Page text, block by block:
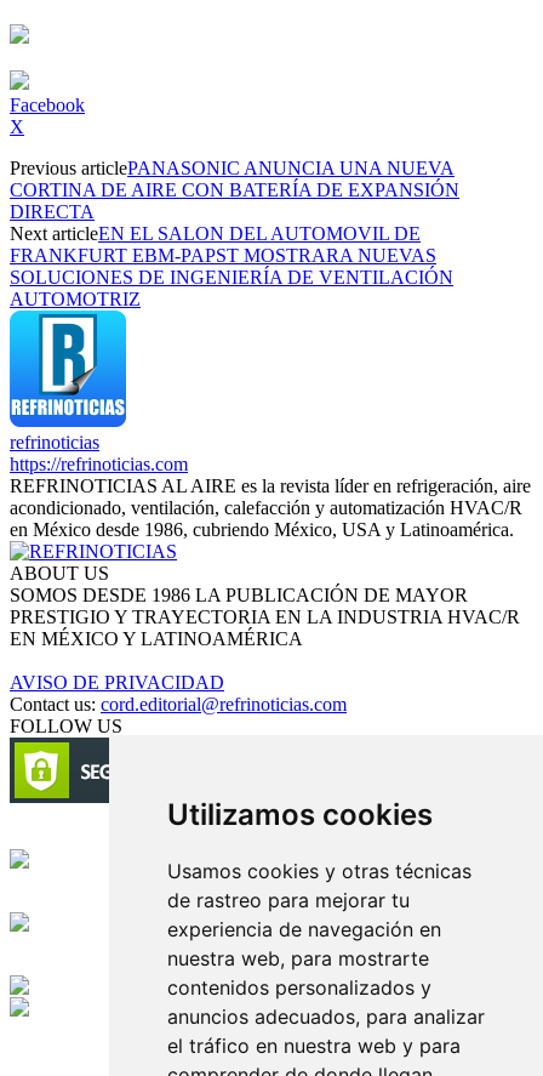
Utilizamos cookies
Usamos cookies y otras técnicas
de rastreo para mejorar tu
experiencia de navegación en
nuestra web, para mostrarte
contenidos personalizados y
anuncios adecuados, para analizar
el tráfico en nuestra web y para
Facebook
X
Previous articlePANASONIC ANUNCIA UNA NUEVA
CORTINA DE AIRE CON BATERÍA DE EXPANSIÓN
DIRECTA
Next articleEN EL SALON DEL AUTOMOVIL DE
FRANKFURT EBM-PAPST MOSTRARA NUEVAS
SOLUCIONES DE INGENIERÍA DE VENTILACIÓN
AUTOMOTRIZ
refrinoticias
https://refrinoticias.com
REFRINOTICIAS AL AIRE es la revista líder en refrigeración, aire
acondicionado, ventilación, calefacción y automatización HVAC/R
en México desde 1986, cubriendo México, USA y Latinoamérica.
ABOUT US
SOMOS DESDE 1986 LA PUBLICACIÓN DE MAYOR
PRESTIGIO Y TRAYECTORIA EN LA INDUSTRIA HVAC/R
EN MÉXICO Y LATINOAMÉRICA
AVISO DE PRIVACIDAD
Contact us: cord.editorial@refrinoticias.com
FOLLOW US
Edición digital con tecnología
Playa Revolcadero 222 Col. Reforma Iztaccihuatl Norte C.P. 08810
CIUDAD DE MEXICO